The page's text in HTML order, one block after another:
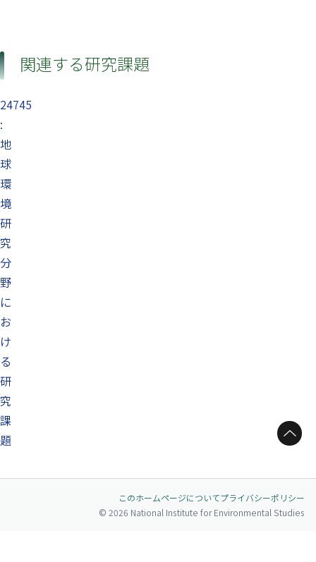
関連する研究課題
24745
:
地
球
環
境
研
究
分
野
に
お
け
る
研
究
課
題
ページトップへ
このホームページについてプライバシーポリシー
© 2026 National Institute for Environmental Studies